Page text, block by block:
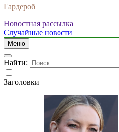
Гардероб
Новостная рассылка
Случайные новости
Меню
Найти:
Заголовки